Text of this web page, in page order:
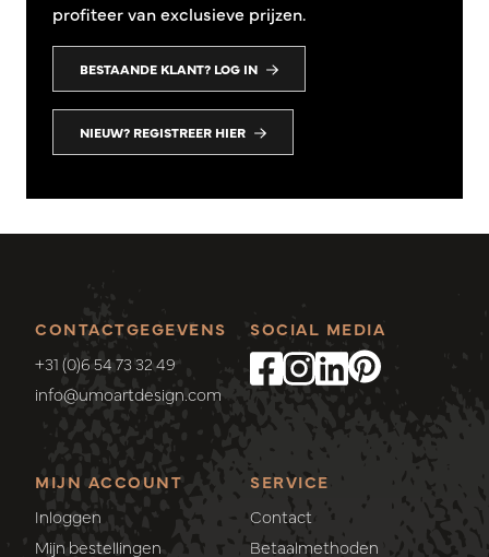
profiteer van exclusieve prijzen.
BESTAANDE KLANT? LOG IN
NIEUW? REGISTREER HIER
CONTACTGEGEVENS
+31 (0)6 54 73 32 49
info@umoartdesign.com
MIJN ACCOUNT
Inloggen
Mijn bestellingen
SERVICE
Contact
Betaalmethoden
SOCIAL MEDIA